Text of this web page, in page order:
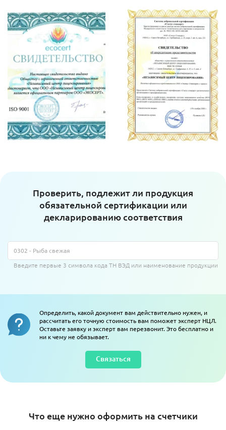
Проверить, подлежит ли продукция
обязательной сертификации или
декларированию соответствия
Введите первые 3 символа кода ТН ВЭД или наименование продукции
Определить, какой документ вам действительно нужен, и
рассчитать его точную стоимость вам поможет эксперт НЦЛ.
Оставьте заявку и эксперт вам перезвонит. Это бесплатно и
ни к чему не обязывает.
Связаться
Что еще нужно оформить на счетчики